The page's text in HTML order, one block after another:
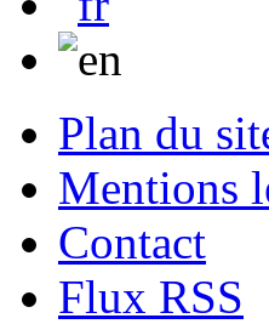
Plan du
Mentions
Contact
Flux RSS